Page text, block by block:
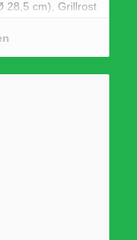
28,5 cm), Grillrost